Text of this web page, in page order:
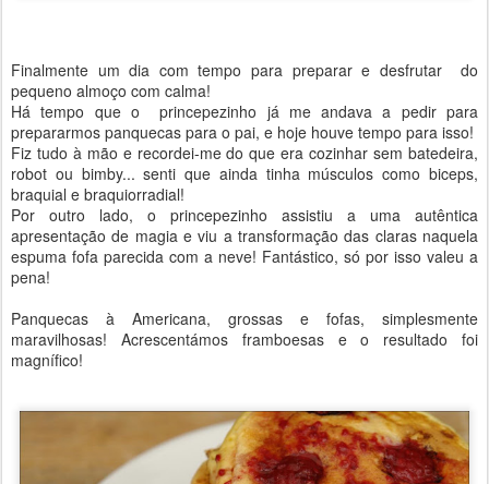
Finalmente um dia com tempo para preparar e desfrutar do
pequeno almoço com calma!
Há tempo que o princepezinho já me andava a pedir para
prepararmos panquecas para o pai, e hoje houve tempo para isso!
Fiz tudo à mão e recordei-me do que era cozinhar sem batedeira,
robot ou bimby... senti que ainda tinha músculos como biceps,
braquial e braquiorradial!
Por outro lado, o princepezinho assistiu a uma autêntica
apresentação de magia e viu a transformação das claras naquela
espuma fofa parecida com a neve! Fantástico, só por isso valeu a
pena!
Panquecas à Americana, grossas e fofas, simplesmente
maravilhosas! Acrescentámos framboesas e o resultado foi
magnífico!